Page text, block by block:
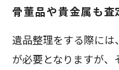
骨董品や貴金属も査
遺品整理をする際に
が必要となりますが